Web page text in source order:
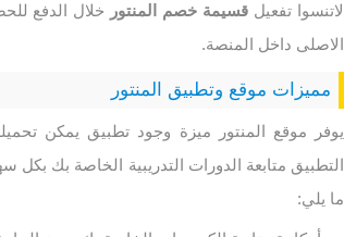
لاتنسوا تفعيل قسيمة خصم المنتور خلال الدفع
الاصلى داخل المنصة.
مميزات موقع وتطبيق المنتور
يوفر موقع المنتور ميزة وجود تطبيق يمكن
التطبيق متابعة الدورات التدريبية الخاصة بك
ما يلي: